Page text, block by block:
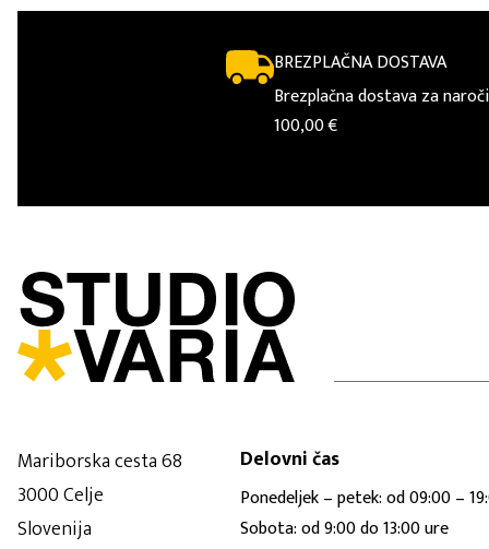
BREZPLAČNA DOSTAVA
Brezplačna dostava za
100,00 €
Mariborska cesta 68
3000 Celje
Slovenija
Delovni čas
Ponedeljek – petek: od 09:00 –
Sobota: od 9:00 do 13:00 ure